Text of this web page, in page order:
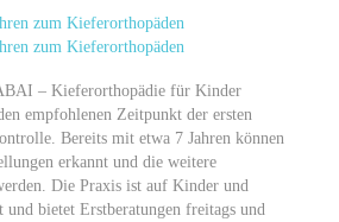
zum Kieferorthopäden
zum Kieferorthopäden
– Kieferorthopädie für Kinder
empfohlenen Zeitpunkt der ersten
Bereits mit etwa 7 Jahren können
erkannt und die weitere
Die Praxis ist auf Kinder und
und bietet Erstberatungen freitags und